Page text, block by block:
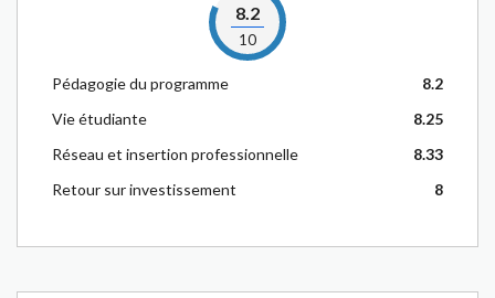
8.2
10
Pédagogie du programme
8.2
Vie étudiante
8.25
Réseau et insertion professionnelle
8.33
Retour sur investissement
8